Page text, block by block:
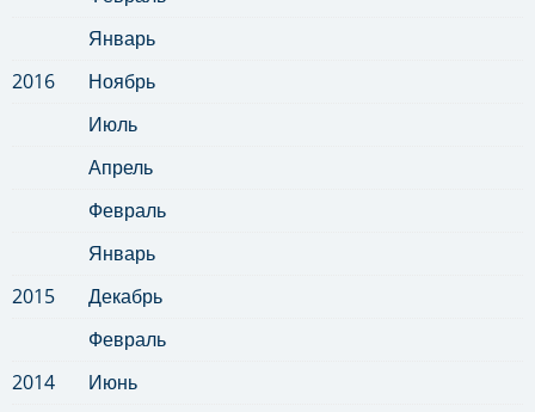
Январь
2016
Ноябрь
Июль
Апрель
Февраль
Январь
2015
Декабрь
Февраль
2014
Июнь